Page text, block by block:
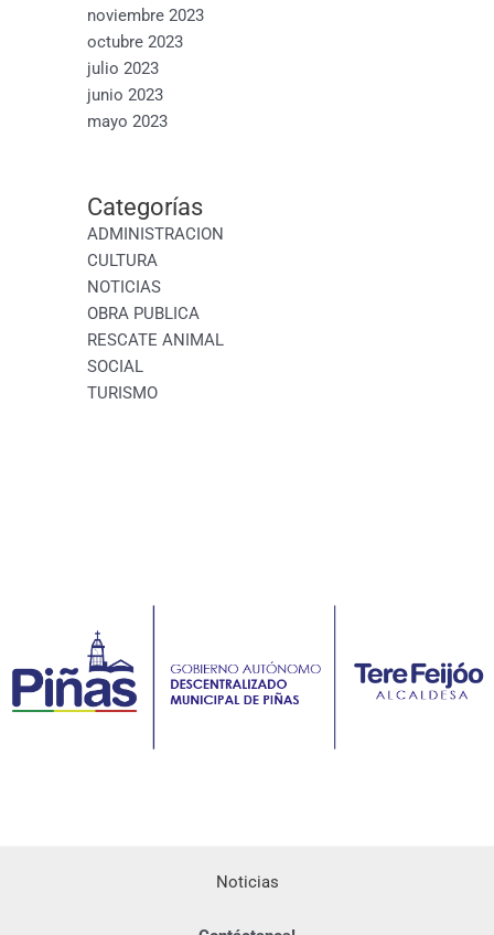
noviembre 2023
octubre 2023
julio 2023
junio 2023
mayo 2023
Categorías
ADMINISTRACION
CULTURA
NOTICIAS
OBRA PUBLICA
RESCATE ANIMAL
SOCIAL
TURISMO
Noticias